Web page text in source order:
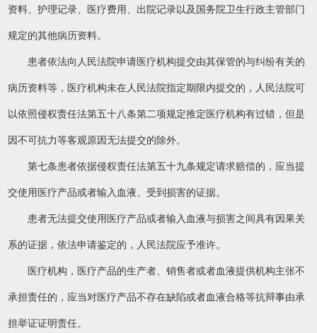
资料、护理记录、医疗费用、出院记录以及国务院卫生行政主管部门
规定的其他病历资料。
患者依法向人民法院申请医疗机构提交由其保管的与纠纷有关的
病历资料等，医疗机构未在人民法院指定期限内提交的，人民法院可
以依照侵权责任法第五十八条第二项规定推定医疗机构有过错，但是
因不可抗力等客观原因无法提交的除外。
第七条患者依据侵权责任法第五十九条规定请求赔偿的，应当提
交使用医疗产品或者输入血液、受到损害的证据。
患者无法提交使用医疗产品或者输入血液与损害之间具有因果关
系的证据，依法申请鉴定的，人民法院应予准许。
医疗机构，医疗产品的生产者、销售者或者血液提供机构主张不
承担责任的，应当对医疗产品不存在缺陷或者血液合格等抗辩事由承
担举证证明责任。